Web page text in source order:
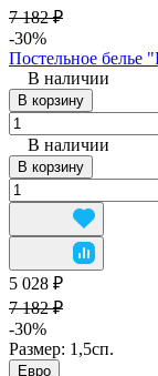
7 182 ₽
-30%
Постельное белье
В наличии
В корзину
В наличии
В корзину
5 028 ₽
7 182 ₽
-30%
Размер: 1,5сп.
Евро